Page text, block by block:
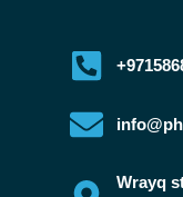
Wrayq